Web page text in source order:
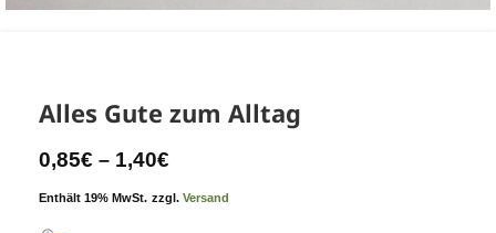
Alles Gute zum Alltag
0,85€ – 1,40€
Enthält 19% MwSt. zzgl. Versand